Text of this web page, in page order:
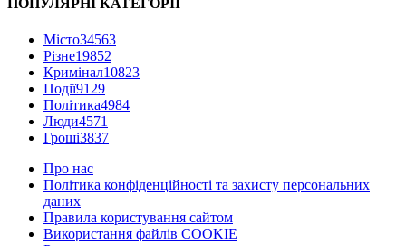
ПОПУЛЯРНІ КАТЕГОРІЇ
Місто34563
Різне19852
Кримінал10823
Події9129
Політика4984
Люди4571
Гроші3837
Про нас
Політика конфіденційності та захисту персональних
даних
Правила користування сайтом
Використання файлів COOKIE